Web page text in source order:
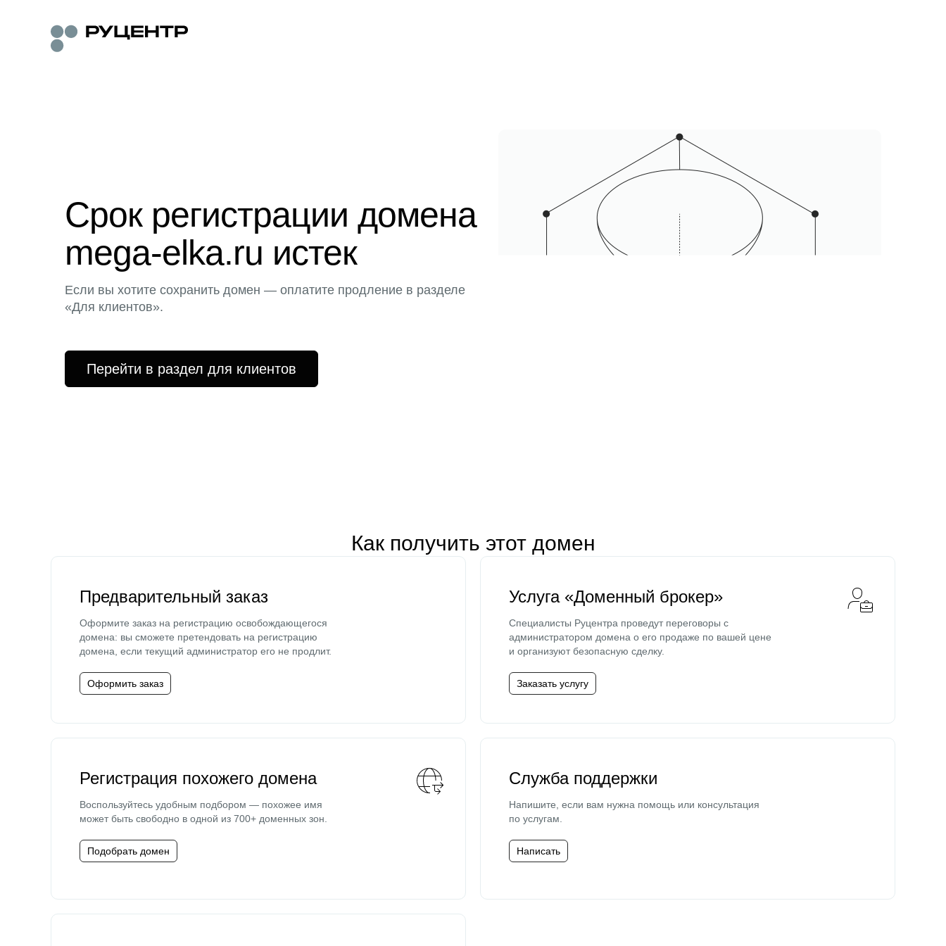
Срок регистрации домена
mega-elka.ru истек
Если вы хотите сохранить домен — оплатите продление в разделе
«Для клиентов».
Перейти в раздел для клиентов
Как получить этот домен
Предварительный заказ
Оформите заказ на регистрацию освобождающегося
домена: вы сможете претендовать на регистрацию
домена, если текущий администратор его не продлит.
Оформить заказ
Услуга «Доменный брокер»
Специалисты Руцентра проведут переговоры с
администратором домена о его продаже по вашей цене
и организуют безопасную сделку.
Заказать услугу
Регистрация похожего домена
Воспользуйтесь удобным подбором — похожее имя
может быть свободно в одной из 700+ доменных зон.
Подобрать домен
Служба поддержки
Напишите, если вам нужна помощь или консультация
по услугам.
Написать